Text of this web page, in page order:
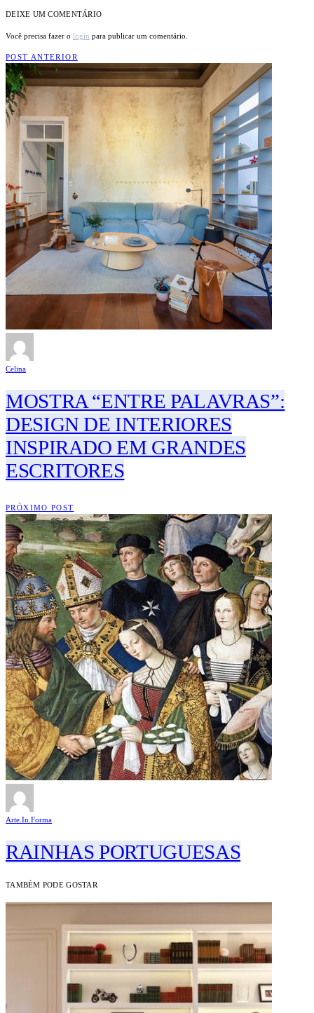
DEIXE UM COMENTÁRIO
Você precisa fazer o login para publicar um comentário.
POST ANTERIOR
Celina
MOSTRA “ENTRE PALAVRAS”:
DESIGN DE INTERIORES
INSPIRADO EM GRANDES
ESCRITORES
PRÓXIMO POST
Arte.In.Forma
RAINHAS PORTUGUESAS
TAMBÉM PODE GOSTAR